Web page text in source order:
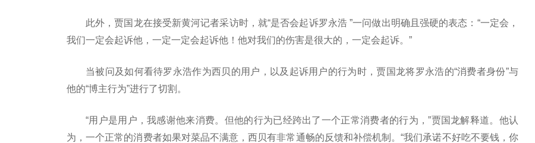
此外，贾国龙在接受新黄河记者采访时，就“是否会起诉罗永浩 ”一问做出明确且强硬的表态：“一定会，
我们一定会起诉他，一定一定会起诉他！他对我们的伤害是很大的，一定会起诉。”
当被问及如何看待罗永浩作为西贝的用户，以及起诉用户的行为时，贾国龙将罗永浩的“消费者身份”与
他的“博主行为”进行了切割。
“用户是用户，我感谢他来消费。但他的行为已经跨出了一个正常消费者的行为，”贾国龙解释道。他认
为，一个正常的消费者如果对菜品不满意，西贝有非常通畅的反馈和补偿机制。“我们承诺不好吃不要钱，你